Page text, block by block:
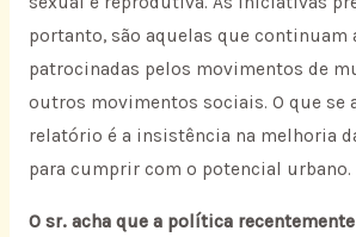
portanto, são aquelas que continuam
patrocinadas pelos movimentos de
outros movimentos sociais. O que se
relatório é a insistência na melhoria
para cumprir com o potencial urbano.
O sr. acha que a política